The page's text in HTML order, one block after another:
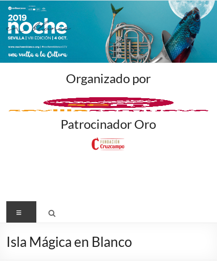
Organizado por
Patrocinador Oro
Menú
Isla Mágica en Blanco